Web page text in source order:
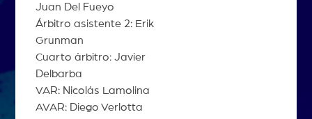
Juan Del Fueyo
Árbitro asistente 2: Erik
Grunman
Cuarto árbitro: Javier
Delbarba
VAR: Nicolás Lamolina
AVAR: Diego Verlotta